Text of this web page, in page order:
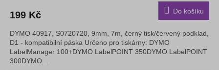
199 Kč Do košíku
DYMO 40917, S0720720, 9mm, 7m, černý tisk/červený podklad,
D1 - kompatibilní páska Určeno pro tiskárny: DYMO
LabelManager 100+DYMO LabelPOINT 350DYMO LabelPOINT
300DYMO...